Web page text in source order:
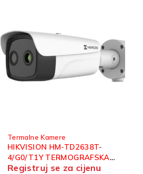
Termalne Kamere
HIKVISION DS-2TD4228-
10/S2 TERMALNA BI-
SPECTRUM IP SPEED DOME
Registruj se za cijenu